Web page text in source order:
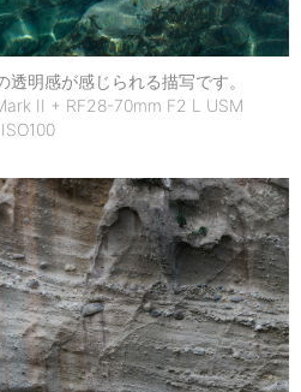
明感が感じられる描写です。
II + RF28-70mm F2 L USM